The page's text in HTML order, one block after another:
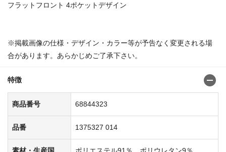
フラットフロント 4ポケットデザイン
※掲載画像の仕様・デザイン・カラー等が予告なく変更される場
合があります。あらかじめご了承下さい。
特徴
商品番号 68844323
品番 1375327 014
素材・生産国 ポリエステル91％、ポリウレタン9％